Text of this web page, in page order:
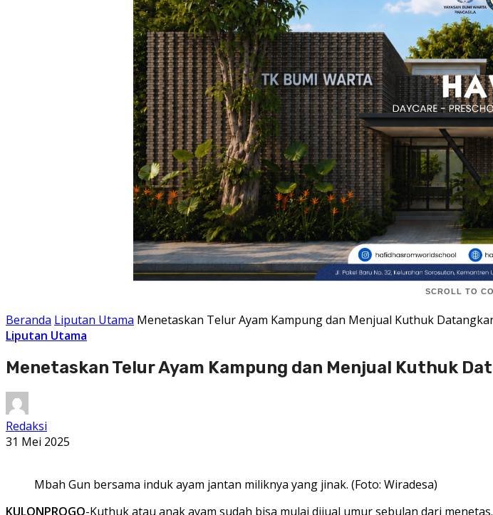
SCROLL TO
Beranda Liputan Utama Menetaskan Telur Ayam Kampung dan Menjual Kuthuk
Liputan Utama
Menetaskan Telur Ayam Kampung dan Menjual Kuthuk
Redaksi
31 Mei 2025
Mbah Gun bersama induk ayam jantan miliknya yang jinak. (Foto: Wiradesa)
KULONPROGO-Kuthuk atau anak ayam sudah bisa mulai dijual umur sebulan dari